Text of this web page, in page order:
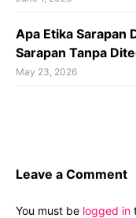
Apa Etika Sarapan
Sarapan Tanpa
May 23, 2026
Leave a Comment
You must be logged in